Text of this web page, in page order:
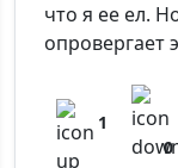
что я ее ел.
опровергает
1
0